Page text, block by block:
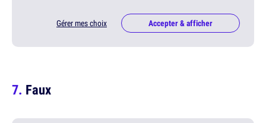
Gérer mes choix Accepter & afficher
Faux